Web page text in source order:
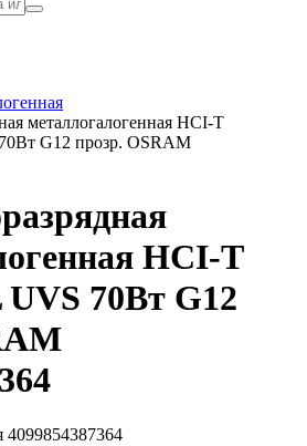
металлогалогенная HCI-T
G12 прозр. OSRAM
HCI-T
70Вт G12
4099854387364